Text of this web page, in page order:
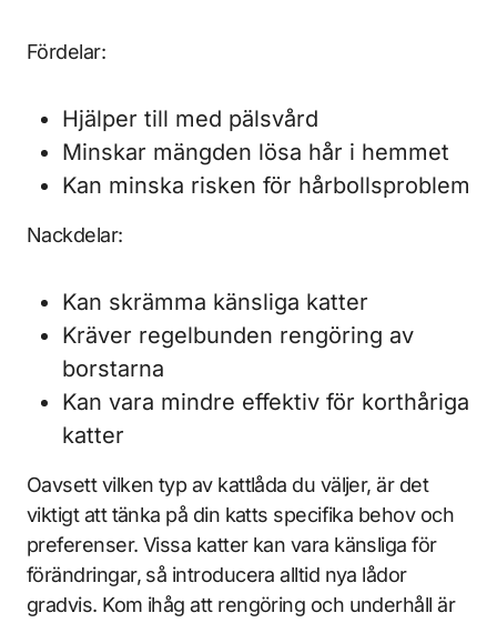
Fördelar:
Hjälper till med pälsvård
Minskar mängden lösa hår i hemmet
Kan minska risken för hårbollsproblem
Nackdelar:
Kan skrämma känsliga katter
Kräver regelbunden rengöring av
borstarna
Kan vara mindre effektiv för korthåriga
katter
Oavsett vilken typ av kattlåda du väljer, är det
viktigt att tänka på din katts specifika behov och
preferenser. Vissa katter kan vara känsliga för
förändringar, så introducera alltid nya lådor
gradvis. Kom ihåg att rengöring och underhåll är